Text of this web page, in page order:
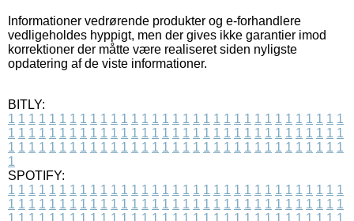
Informationer vedrørende produkter og e-forhandlere
vedligeholdes hyppigt, men der gives ikke garantier imod
korrektioner der måtte være realiseret siden nyligste
opdatering af de viste informationer.
BITLY:
1 1 1 1 1 1 1 1 1 1 1 1 1 1 1 1 1 1 1 1 1 1 1 1 1 1 1 1 1 1 1 1 1
1 1 1 1 1 1 1 1 1 1 1 1 1 1 1 1 1 1 1 1 1 1 1 1 1 1 1 1 1 1 1 1 1
1 1 1 1 1 1 1 1 1 1 1 1 1 1 1 1 1 1 1 1 1 1 1 1 1 1 1 1 1 1 1 1 1
1
SPOTIFY:
1 1 1 1 1 1 1 1 1 1 1 1 1 1 1 1 1 1 1 1 1 1 1 1 1 1 1 1 1 1 1 1 1
1 1 1 1 1 1 1 1 1 1 1 1 1 1 1 1 1 1 1 1 1 1 1 1 1 1 1 1 1 1 1 1 1
1 1 1 1 1 1 1 1 1 1 1 1 1 1 1 1 1 1 1 1 1 1 1 1 1 1 1 1 1 1 1 1 1